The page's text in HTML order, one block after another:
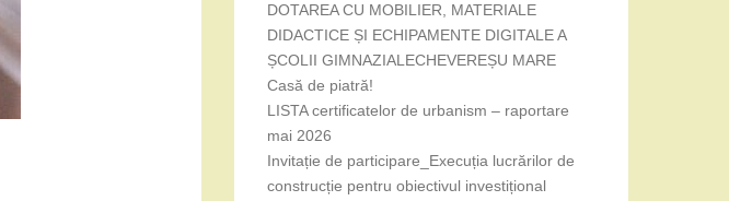
DOTAREA CU MOBILIER, MATERIALE
DIDACTICE ȘI ECHIPAMENTE DIGITALE A
ȘCOLII GIMNAZIALECHEVEREȘU MARE
Casă de piatră!
LISTA certificatelor de urbanism – raportare
mai 2026
Invitație de participare_Execuția lucrărilor de
construcție pentru obiectivul investițional